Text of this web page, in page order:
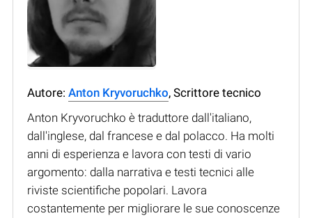
Autore: Anton Kryvoruchko, Scrittore tecnico
Anton Kryvoruchko è traduttore dall'italiano,
dall'inglese, dal francese e dal polacco. Ha molti
anni di esperienza e lavora con testi di vario
argomento: dalla narrativa e testi tecnici alle
riviste scientifiche popolari. Lavora
costantemente per migliorare le sue conoscenze